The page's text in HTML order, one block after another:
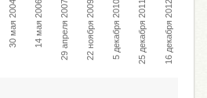
30 мая 2004 14 мая 2006 29 апреля 2007 22 ноября 2009 5 декабря 2010 25 декабря 2011 16 декабря 2012